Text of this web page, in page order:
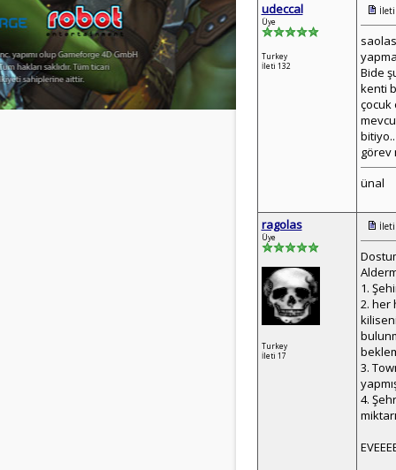
udeccal
Üye
Turkey
İleti 132
Bide
kenti
çocuk
görev
ünal
ragolas
Üye
Turkey
İleti 17
1.
2. her
3.
4.